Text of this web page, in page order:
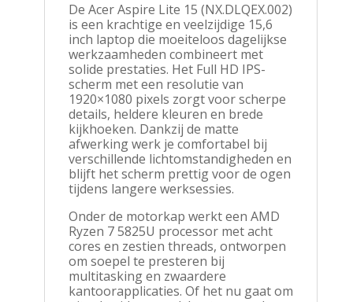
aantal
De Acer Aspire Lite 15 (NX.DLQEX.002)
is een krachtige en veelzijdige 15,6
inch laptop die moeiteloos dagelijkse
werkzaamheden combineert met
solide prestaties. Het Full HD IPS-
scherm met een resolutie van
1920×1080 pixels zorgt voor scherpe
details, heldere kleuren en brede
kijkhoeken. Dankzij de matte
afwerking werk je comfortabel bij
verschillende lichtomstandigheden en
blijft het scherm prettig voor de ogen
tijdens langere werksessies.
Onder de motorkap werkt een AMD
Ryzen 7 5825U processor met acht
cores en zestien threads, ontworpen
om soepel te presteren bij
multitasking en zwaardere
kantoorapplicaties. Of het nu gaat om